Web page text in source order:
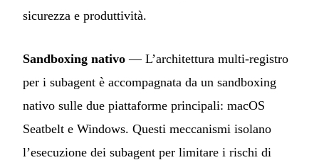
sicurezza e produttività.
Sandboxing nativo — L’architettura multi-registro
per i subagent è accompagnata da un sandboxing
nativo sulle due piattaforme principali: macOS
Seatbelt e Windows. Questi meccanismi isolano
l’esecuzione dei subagent per limitare i rischi di